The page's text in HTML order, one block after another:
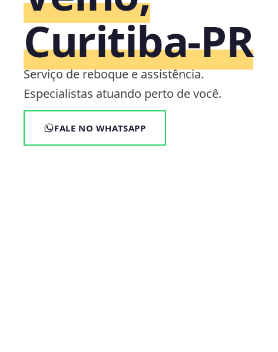
Curitiba‑PR
Serviço de reboque e assistência.
Especialistas atuando perto de você.
FALE NO WHATSAPP